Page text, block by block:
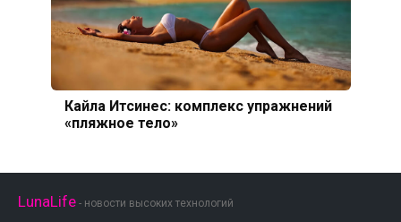
Кайла Итсинес: комплекс упражнений
«пляжное тело»
LunaLife - новости высоких технологий